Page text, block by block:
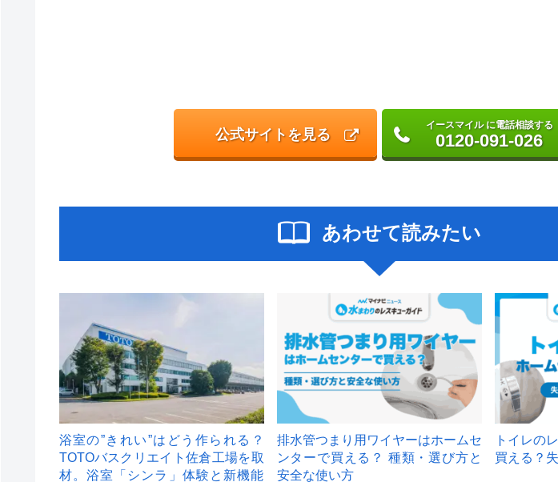
公式サイトを見る
イースマイル に電話相談する
0120-091-026
あわせて読みたい
浴室の”きれい”はどう作られる？
TOTOバスクリエイト佐倉工場を取
材。浴室「シンラ」体験と新機能
排水管つまり用ワイヤーはホームセ
ンターで買える？ 種類・選び方と
安全な使い方
トイレの
買える？